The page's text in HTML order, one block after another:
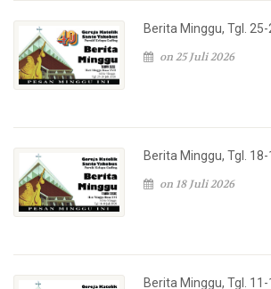
Berita Minggu, Tgl.
on 25 Juli 2026
Berita Minggu, Tgl.
on 18 Juli 2026
Berita Minggu, Tgl.